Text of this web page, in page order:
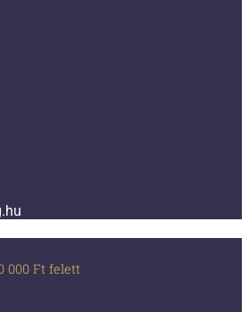
000 Ft felett